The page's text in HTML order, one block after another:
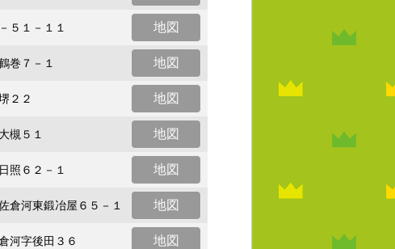
５１－１１ 地図
巻７－１ 地図
２２ 地図
槻５１ 地図
照６２－１ 地図
倉河東鍛冶屋６５－１ 地図
河字後田３６ 地図